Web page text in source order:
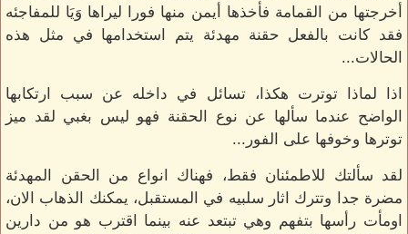
أخرجتها من القمامة فأخذها أيمن منها فورا ليراها وَيَا للمفاجئه
فقد كانت بالفعل حقنة مهدئة يتم استخدامها في مثل هذه
الحالات...
اذا لماذا توترت هكذا، تسائل في داخله عن سبب ارتكابها
الواضح عندما سألها عن نوع الحقنة فهو ليس بغبي لقد ميز
توترها وخوفها على الفور...
لقد سألتك للاطمئنان فقط، فهناك انواع من الحقن المهدئة
مضرة جدا وتترك اثار سلبيه في المستقبل، يمكنك الذهاب الان،
اومأت رأسها بتفهم وهي تبتعد عنه بينما اقترب هو من دارين